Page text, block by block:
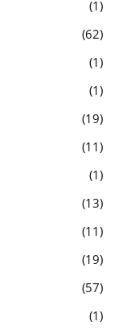
1
62
1
1
19
11
1
13
11
19
57
1